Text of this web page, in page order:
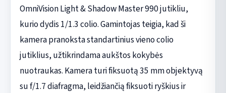
OmniVision Light & Shadow Master 990 jutikliu,
kurio dydis 1/1.3 colio. Gamintojas teigia, kad ši
kamera pranoksta standartinius vieno colio
jutiklius, užtikrindama aukštos kokybės
nuotraukas. Kamera turi fiksuotą 35 mm objektyvą
su f/1.7 diafragma, leidžiančią fiksuoti ryškius ir